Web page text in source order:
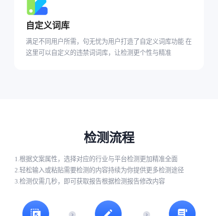
自定义词库
满足不同用户所需，句无忧为用户打造了自定义词库功能 在
这里可以自定义的违禁词词库，让检测更个性与精准
检测流程
1.根据文案属性，选择对应的行业与平台检测更加精准全面
2.轻松输入或粘贴需要检测的内容持续为你提供更多检测途径
3.检测仅需几秒，即可获取报告根据检测报告修改内容